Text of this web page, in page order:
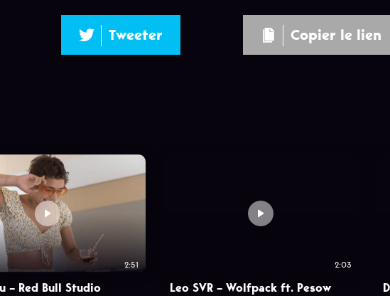
Tweeter Copier le lien
2:51
– Red Bull Studio
2:03
Leo SVR – Wolfpack ft. Pesow